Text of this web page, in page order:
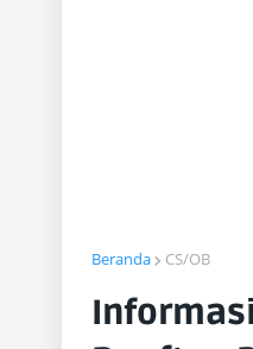
Beranda CS/OB